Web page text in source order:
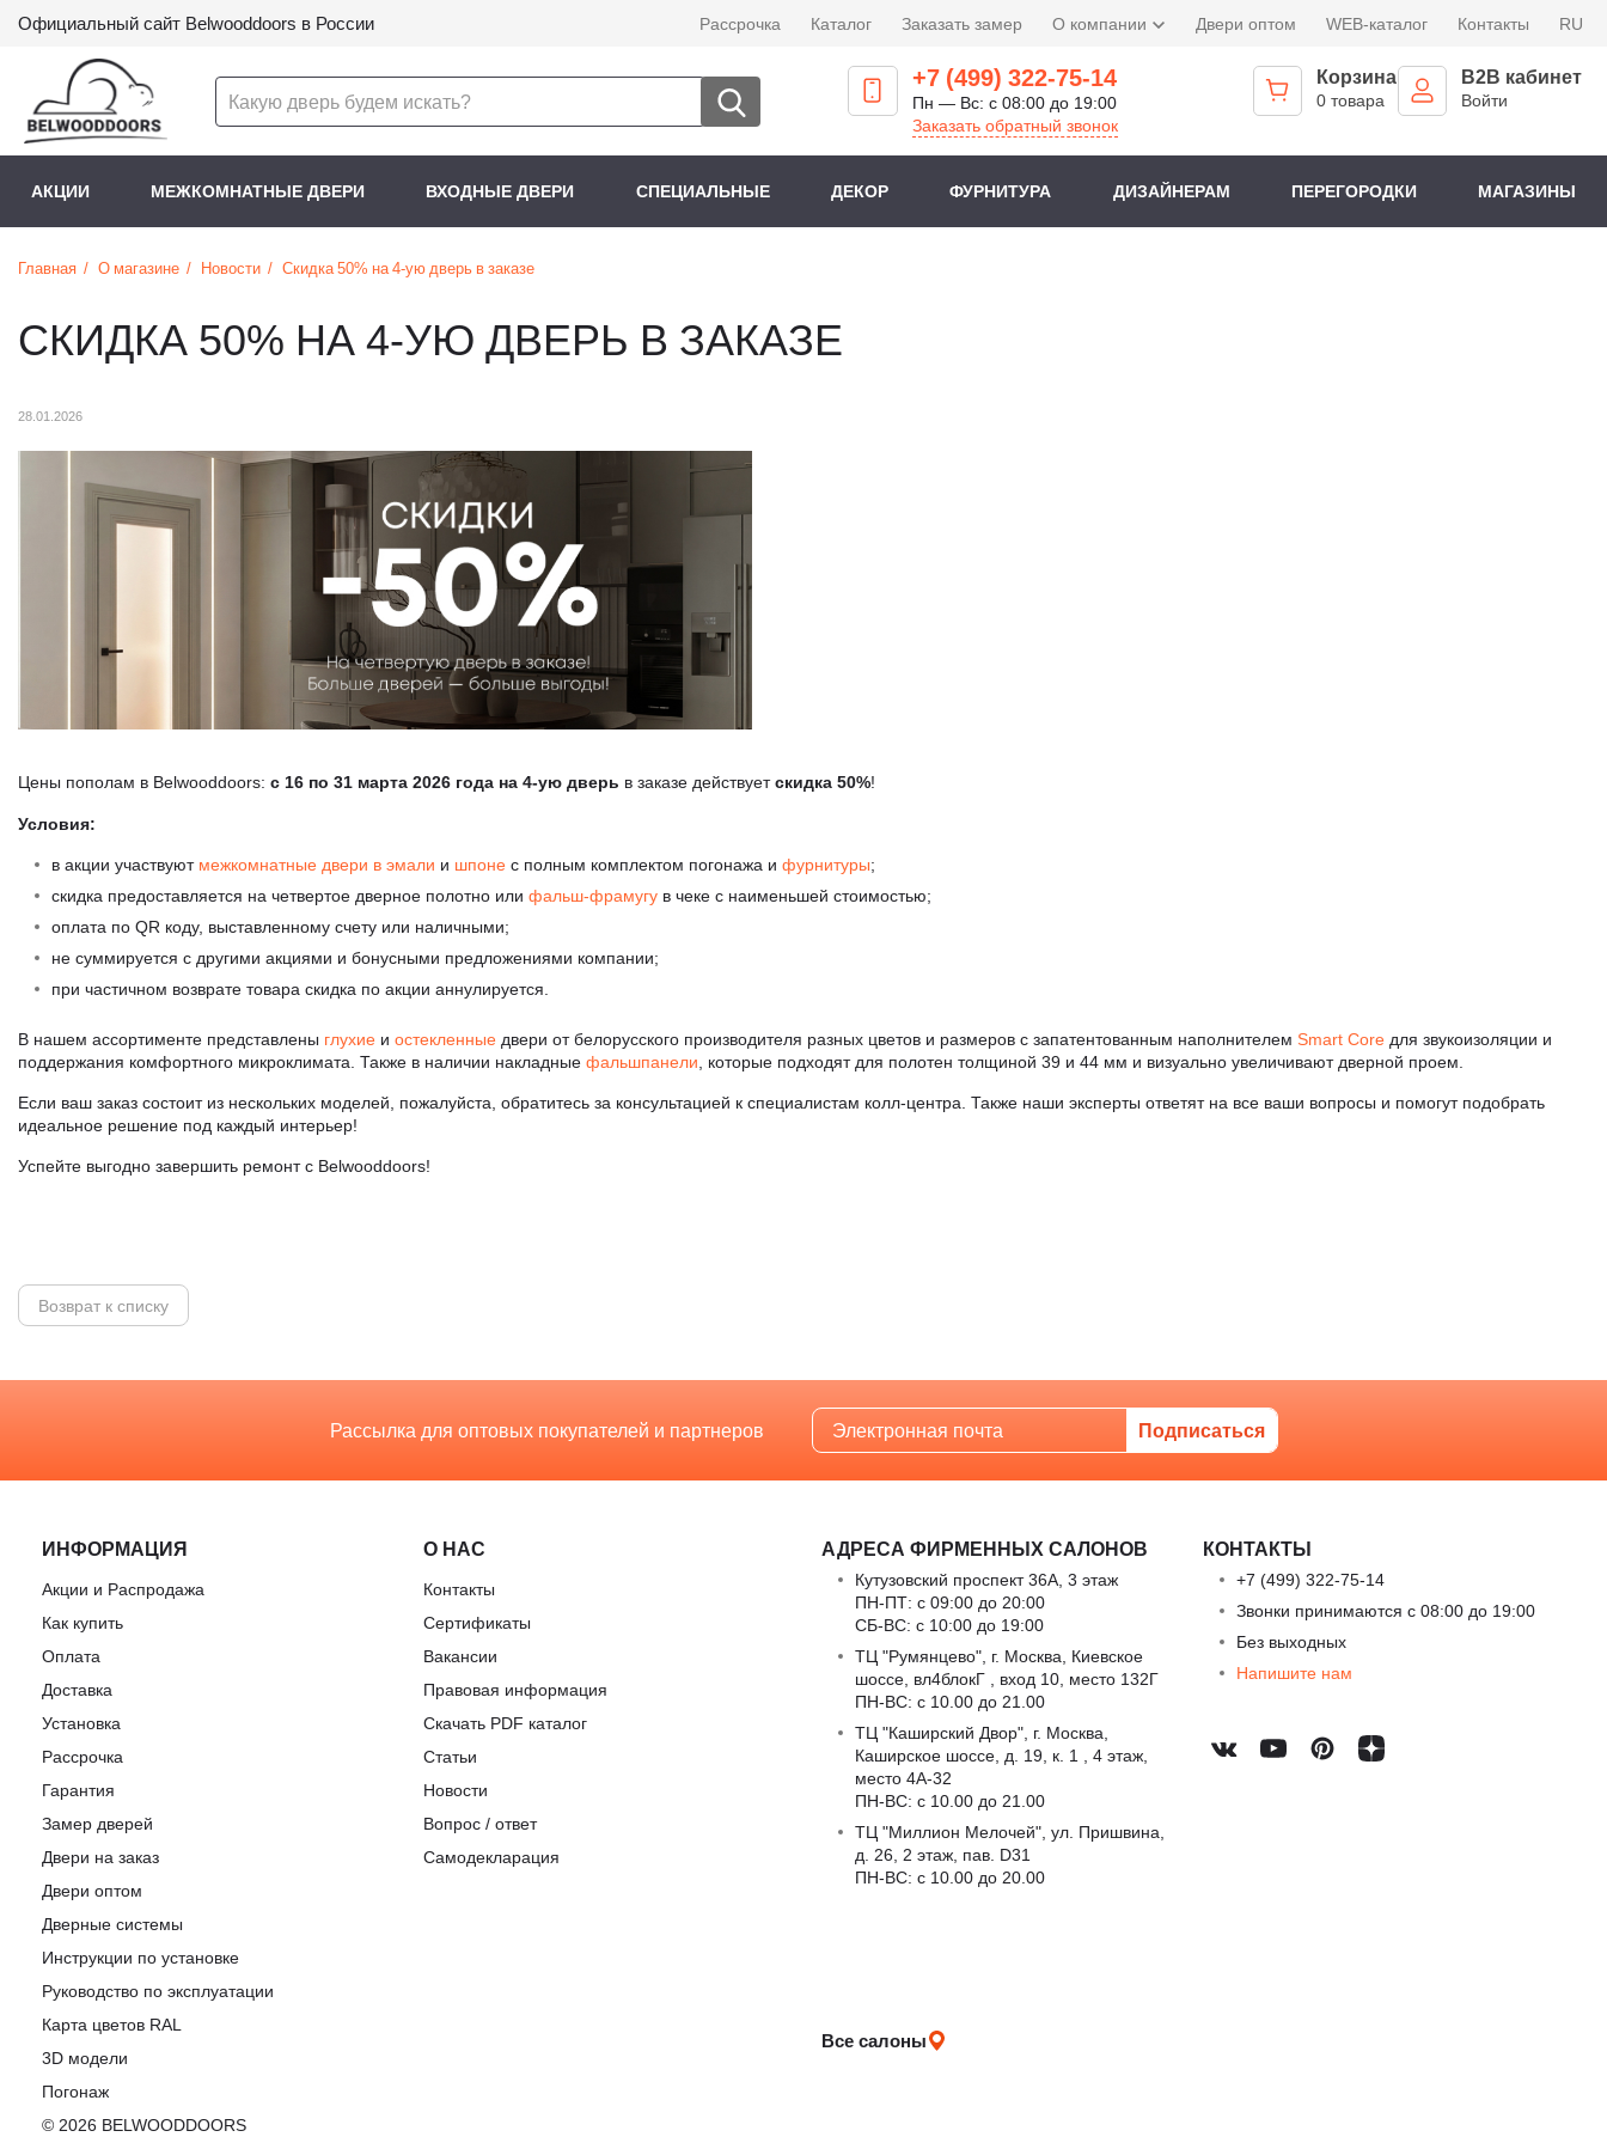
Официальный сайт Belwooddoors в России Рассрочка Каталог Заказать замер О компании Двери оптом WEB-каталог Контакты RU
+7 (499) 322-75-14
Пн — Вс: с 08:00 до 19:00
Заказать обратный звонок
Корзина
0 товара
B2B кабинет
Войти
АКЦИИ МЕЖКОМНАТНЫЕ ДВЕРИ ВХОДНЫЕ ДВЕРИ СПЕЦИАЛЬНЫЕ ДЕКОР ФУРНИТУРА ДИЗАЙНЕРАМ ПЕРЕГОРОДКИ МАГАЗИНЫ
Главная О магазине Новости Скидка 50% на 4-ую дверь в заказе
СКИДКА 50% НА 4-УЮ ДВЕРЬ В ЗАКАЗЕ
28.01.2026
Цены пополам в Belwooddoors: с 16 по 31 марта 2026 года на 4-ую дверь в заказе действуетскидка 50%!
Условия:
в акции участвуют межкомнатные двери в эмали и шпоне с полным комплектом погонажа и фурнитуры;
скидка предоставляется на четвертое дверное полотно или фальш-фрамугу в чеке с наименьшей стоимостью;
оплата по QR коду, выставленному счету или наличными;
не суммируется с другими акциями и бонусными предложениями компании;
при частичном возврате товара скидка по акции аннулируется.
В нашем ассортименте представлены глухие и остекленные двери от белорусского производителя разных цветов и размеров с запатентованным наполнителем Smart Core для звукоизоляции и
поддержания комфортного микроклимата. Также в наличии накладные фальшпанели , которые подходят для полотен толщиной 39 и 44 мм и визуально увеличивают дверной проем.
Если ваш заказ состоит из нескольких моделей, пожалуйста, обратитесь за консультацией к специалистам колл-центра. Также наши эксперты ответят на все ваши вопросы и помогут подобрать
идеальное решение под каждый интерьер!
Успейте выгодно завершить ремонт с Belwooddoors!
Возврат к списку
Рассылка для оптовых покупателей и партнеров
ИНФОРМАЦИЯ
Акции и Распродажа
Как купить
Оплата
Доставка
Установка
Рассрочка
Гарантия
Замер дверей
Двери на заказ
Двери оптом
Дверные системы
Инструкции по установке
Pуководство по эксплуатации
Карта цветов RAL
3D модели
Погонаж
О НАС
Контакты
Сертификаты
Вакансии
Правовая информация
Скачать PDF каталог
Статьи
Новости
Вопрос / ответ
Самодекларация
АДРЕСА ФИРМЕННЫХ САЛОНОВ
Кутузовский проспект 36А, 3 этаж
ПН-ПТ: с 09:00 до 20:00
СБ-ВС: с 10:00 до 19:00
ТЦ "Румянцево", г. Москва, Киевское
шоссе, вл4блокГ , вход 10, место 132Г
ПН-ВС: c 10.00 до 21.00
ТЦ "Каширский Двор", г. Москва,
Каширское шоссе, д. 19, к. 1 , 4 этаж,
место 4А-32
ПН-ВС: c 10.00 до 21.00
ТЦ "Миллион Мелочей", ул. Пришвина,
д. 26, 2 этаж, пав. D31
ПН-ВС: c 10.00 до 20.00
Все салоны
КОНТАКТЫ
+7 (499) 322-75-14
Звонки принимаются с 08:00 до 19:00
Без выходных
Напишите нам
© 2026 BELWOODDOORS